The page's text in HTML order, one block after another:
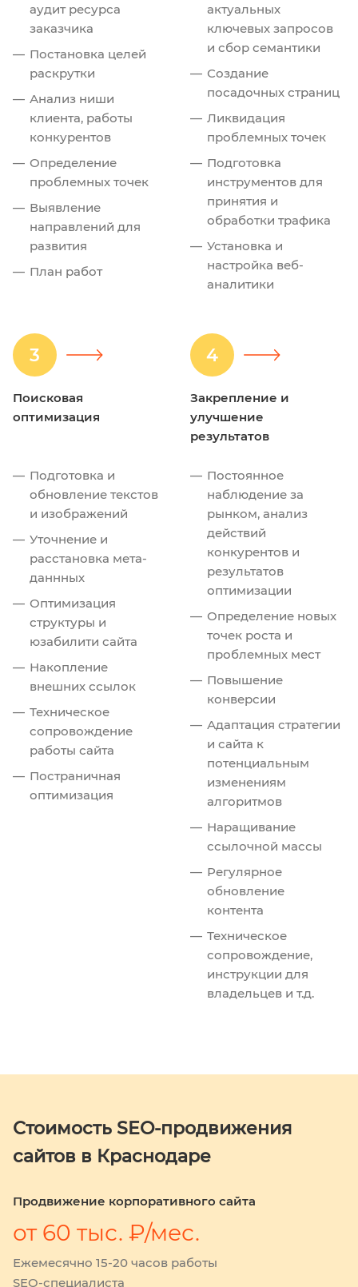
аудит ресурса
заказчика
Постановка целей
раскрутки
Анализ ниши
клиента, работы
конкурентов
Определение
проблемных точек
Выявление
направлений для
развития
План работ
актуальных
ключевых запросов
и сбор семантики
Создание
посадочных страниц
Ликвидация
проблемных точек
Подготовка
инструментов для
принятия и
обработки трафика
Установка и
настройка веб-
аналитики
3
Поисковая
оптимизация
Подготовка и
обновление текстов
и изображений
Уточнение и
расстановка мета-
даннных
Оптимизация
структуры и
юзабилити сайта
Накопление
внешних ссылок
Техническое
сопровождение
работы сайта
Постраничная
оптимизация
4
Закрепление и
улучшение
результатов
Постоянное
наблюдение за
рынком, анализ
действий
конкурентов и
результатов
оптимизации
Определение новых
точек роста и
проблемных мест
Повышение
конверсии
Адаптация стратегии
и сайта к
потенциальным
изменениям
алгоритмов
Наращивание
ссылочной массы
Регулярное
обновление
контента
Техническое
сопровождение,
инструкции для
владельцев и т.д.
Стоимость SEO-продвижения
сайтов в Краснодаре
Продвижение корпоративного сайта
от 60 тыс. ₽/мес.
Ежемесячно 15-20 часов работы
SEO-специалиста